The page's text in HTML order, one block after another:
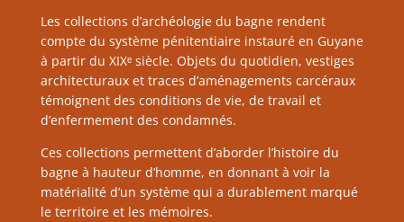
Les collections d’archéologie du bagne rendent
compte du système pénitentiaire instauré en Guyane
à partir du XIXᵉ siècle. Objets du quotidien, vestiges
architecturaux et traces d’aménagements carcéraux
témoignent des conditions de vie, de travail et
d’enfermement des condamnés.
Ces collections permettent d’aborder l’histoire du
bagne à hauteur d’homme, en donnant à voir la
matérialité d’un système qui a durablement marqué
le territoire et les mémoires.